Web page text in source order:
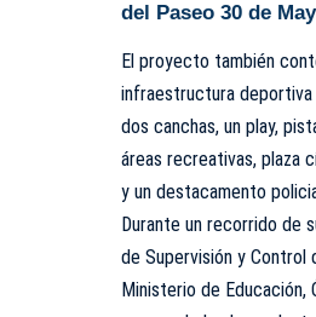
del Paseo 30 de
El proyecto también
infraestructura
dos canchas, un play,
áreas recreativas, plaza
y un destacamento
Durante un recorrido de
de Supervisión y Control
Ministerio de Educación,